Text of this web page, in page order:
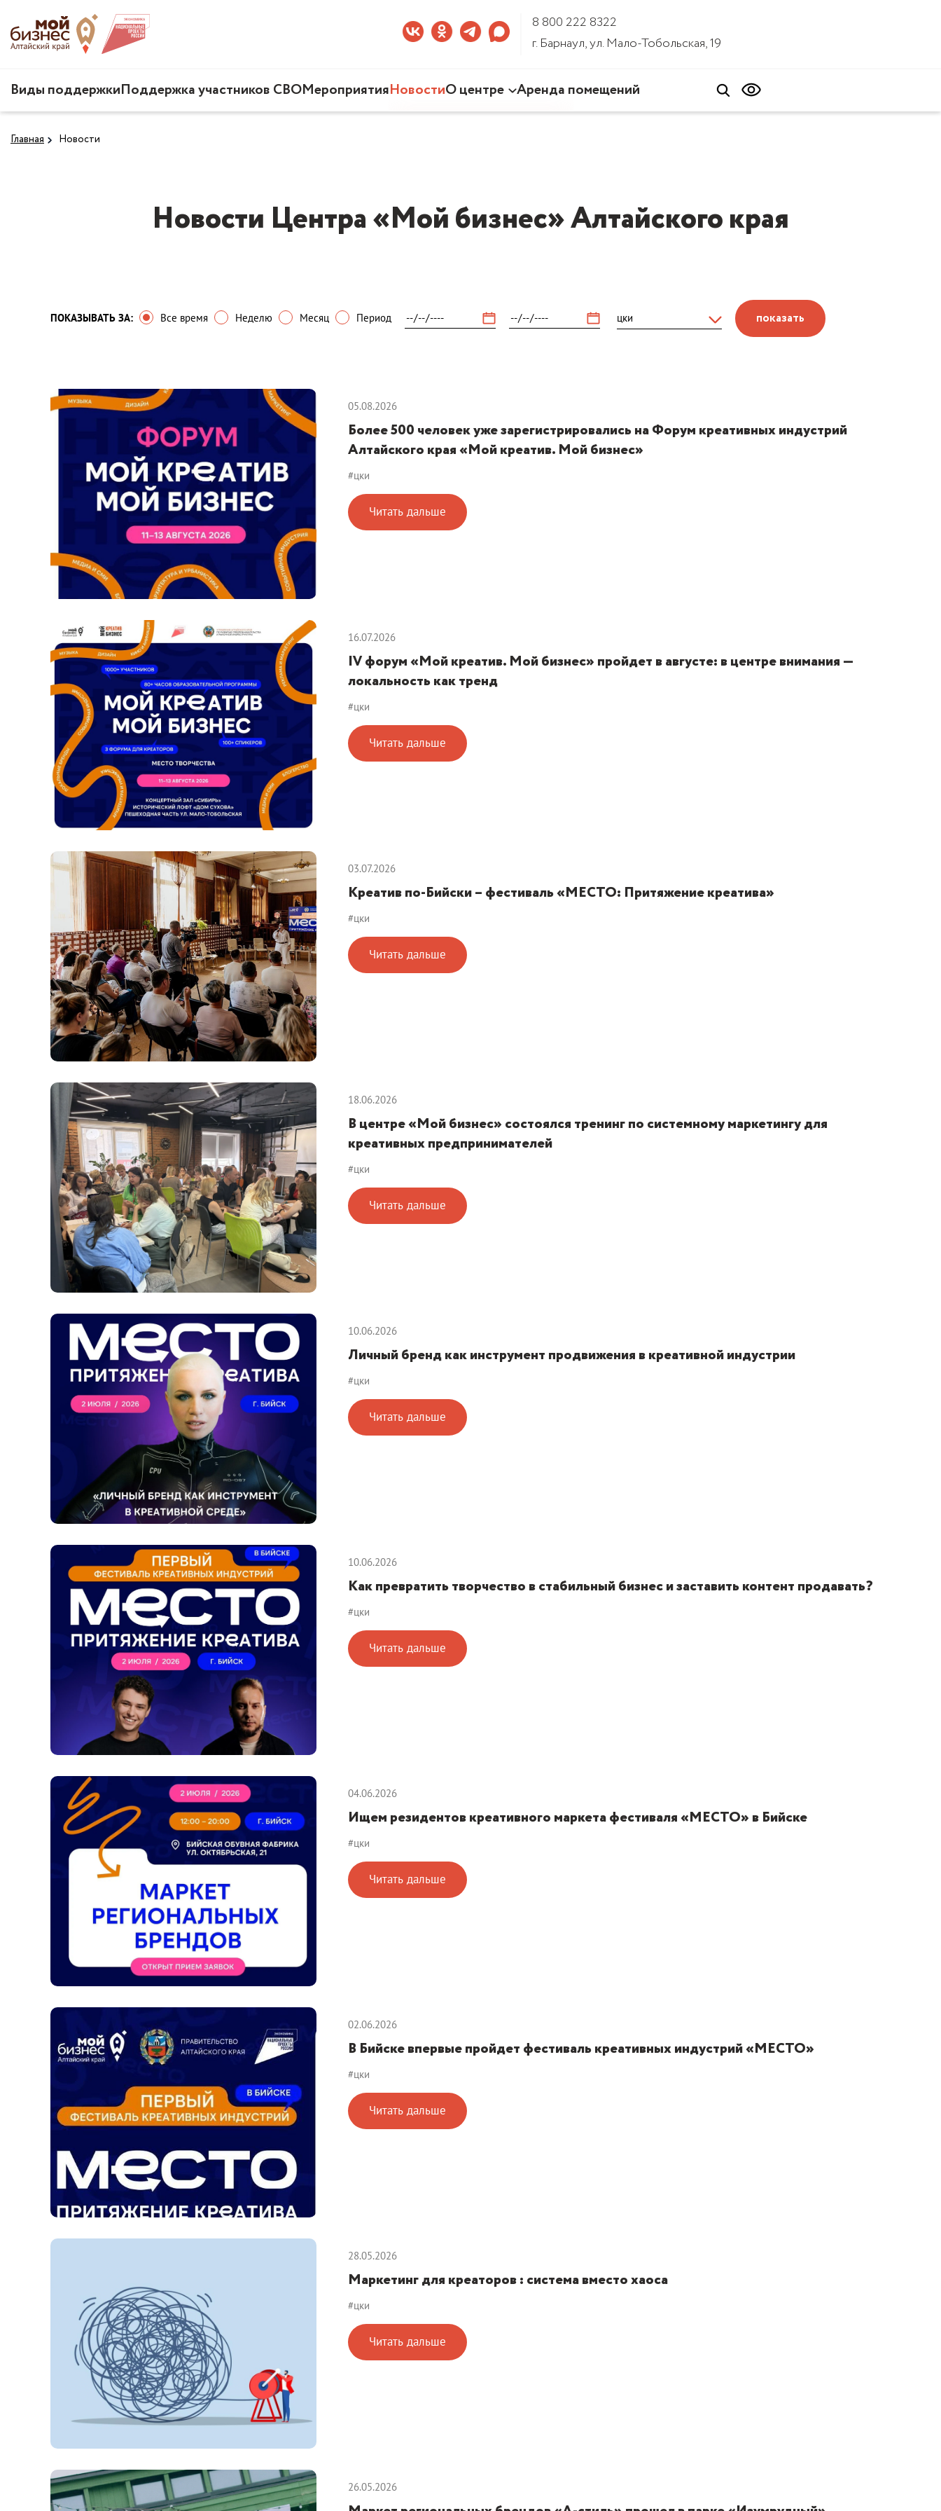
8 800 222 8322
г. Барнаул, ул. Мало-Тобольская, 19
Виды поддержкиПоддержка участников СВОМероприятияНовостиО центре
3D-тур по Центру
Аренда помещений
Главная Новости
Новости Центра «Мой бизнес» Алтайского края
ПОКАЗЫВАТЬ ЗА: Все время Неделю Месяц Период показать
05.08.2026
Более 500 человек уже зарегистрировались на Форум креативных индустрий
Алтайского края «Мой креатив. Мой бизнес»
#цки
Читать дальше
16.07.2026
IV форум «Мой креатив. Мой бизнес» пройдет в августе: в центре внимания —
локальность как тренд
#цки
Читать дальше
03.07.2026
Креатив по-Бийски – фестиваль «МЕСТО: Притяжение креатива»
#цки
Читать дальше
18.06.2026
В центре «Мой бизнес» состоялся тренинг по системному маркетингу для
креативных предпринимателей
#цки
Читать дальше
10.06.2026
Личный бренд как инструмент продвижения в креативной индустрии
#цки
Читать дальше
10.06.2026
Как превратить творчество в стабильный бизнес и заставить контент продавать?
#цки
Читать дальше
04.06.2026
Ищем резидентов креативного маркета фестиваля «МЕСТО» в Бийске
#цки
Читать дальше
02.06.2026
В Бийске впервые пройдет фестиваль креативных индустрий «МЕСТО»
#цки
Читать дальше
28.05.2026
Маркетинг для креаторов : система вместо хаоса
#цки
Читать дальше
26.05.2026